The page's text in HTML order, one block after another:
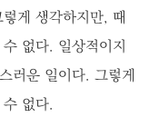
게 생각하지만, 때
없다. 일상적이지
러운 일이다. 그렇게
없다.